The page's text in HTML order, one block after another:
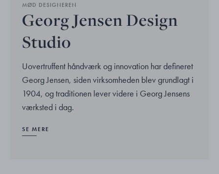
MØD DESIGNEREN
Georg Jensen Design
Studio
Uovertruffent håndværk og innovation har defineret
Georg Jensen, siden virksomheden blev grundlagt i
1904, og traditionen lever videre i Georg Jensens
værksted i dag.
SE MERE